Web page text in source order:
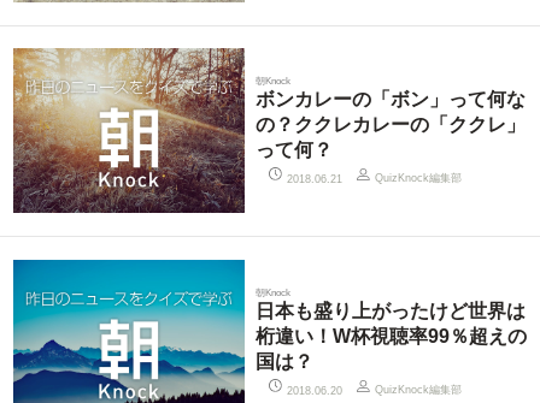
朝Knock
ボンカレーの「ボン」って何な
の？ククレカレーの「ククレ」
って何？
2018.06.21 QuizKnock編集部
朝Knock
日本も盛り上がったけど世界は
桁違い！W杯視聴率99％超えの
国は？
2018.06.20 QuizKnock編集部